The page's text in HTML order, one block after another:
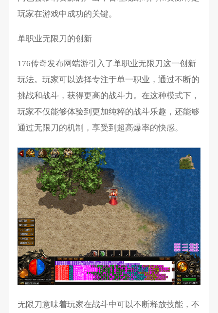
玩家在游戏中成功的关键。
单职业无限刀的创新
176传奇发布网端游引入了单职业无限刀这一创新
玩法。玩家可以选择专注于单一职业，通过不断的
挑战和战斗，获得更高的战斗力。在这种模式下，
玩家不仅能够体验到更加纯粹的战斗乐趣，还能够
通过无限刀的机制，享受到超高爆率的快感。
无限刀意味着玩家在战斗中可以不断释放技能，不